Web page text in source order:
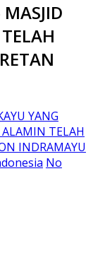
YANG
TELAH
INDRAMAYU
No